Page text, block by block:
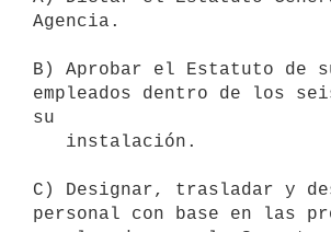
Agencia.
B) Aprobar el Estatuto de
empleados dentro de los
su
C) Designar, trasladar y
personal con base en las